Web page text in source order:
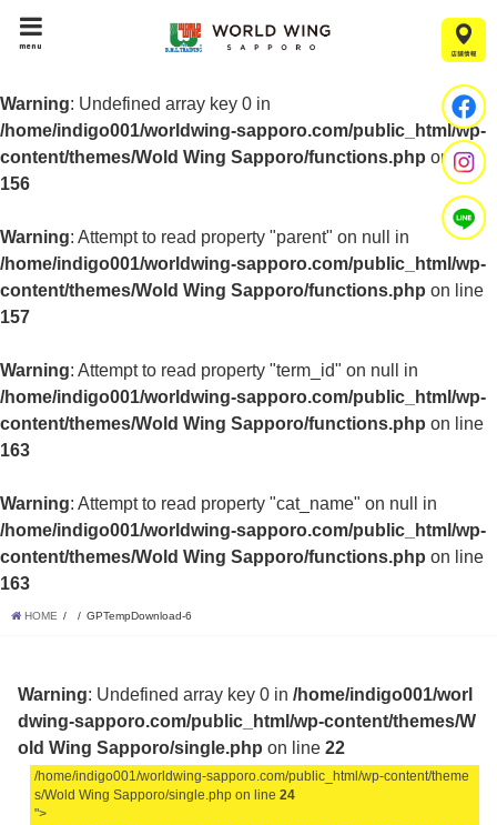
menu
Warning: Undefined array key 0 in
/home/indigo001/worldwing-sapporo.com/public_html/wp-
content/themes/Wold Wing Sapporo/functions.php on line
156
Warning: Attempt to read property "parent" on null in
/home/indigo001/worldwing-sapporo.com/public_html/wp-
content/themes/Wold Wing Sapporo/functions.php on line
157
Warning: Attempt to read property "term_id" on null in
/home/indigo001/worldwing-sapporo.com/public_html/wp-
content/themes/Wold Wing Sapporo/functions.php on line
163
Warning: Attempt to read property "cat_name" on null in
/home/indigo001/worldwing-sapporo.com/public_html/wp-
content/themes/Wold Wing Sapporo/functions.php on line
163
HOME GPTempDownload-6
Warning: Undefined array key 0 in/home/indigo001/worl
dwing-sapporo.com/public_html/wp-content/themes/W
old Wing Sapporo/single.php on line22
/home/indigo001/worldwing-sapporo.com/public_html/wp-content/theme
s/Wold Wing Sapporo/single.php on line24
">